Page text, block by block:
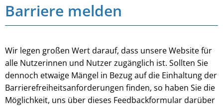
Barriere melden
Wir legen großen Wert darauf, dass unsere Website für
alle Nutzerinnen und Nutzer zugänglich ist. Sollten Sie
dennoch etwaige Mängel in Bezug auf die Einhaltung der
Barrierefreiheitsanforderungen finden, so haben Sie die
Möglichkeit, uns über dieses Feedbackformular darüber